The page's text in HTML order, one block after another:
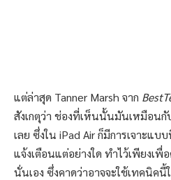
แต่ล่าสุด Tanner Marsh จาก
สังเกตุว่า ช่องที่เห็นนั้นมันเหมือนกั
เลย ซึ่งใน iPad Air ก็มีการเจาะแ
แจ้งเตือนแต่อย่างใด ทำไว้เพียงเพื่
นั่นเอง ซึ่งคาดว่าอาจจะใช้เทคนิคนี้